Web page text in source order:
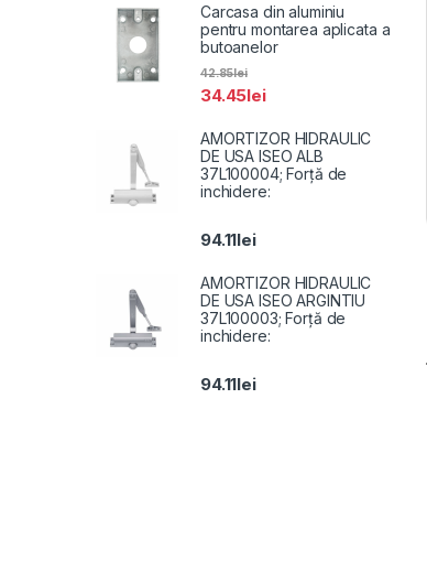
Carcasa din aluminiu
pentru montarea aplicata a
butoanelor
34.45lei
42.85lei
AMORTIZOR HIDRAULIC
DE USA ISEO ALB
37L100004; Forță de
inchidere:
94.11lei
AMORTIZOR HIDRAULIC
DE USA ISEO ARGINTIU
37L100003; Forță de
inchidere:
94.11lei